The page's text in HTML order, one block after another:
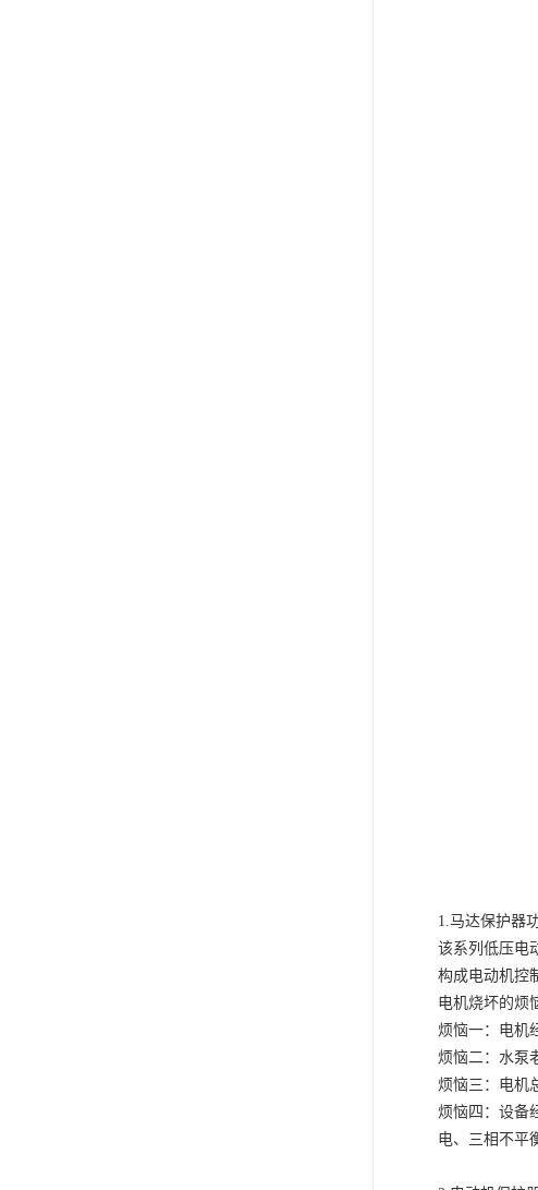
1.马达保护器
该系列低压电
构成电动机控
电机烧坏的烦
烦恼一：电机
烦恼二：水泵
烦恼三：电机
烦恼四：设备
电、三相不平